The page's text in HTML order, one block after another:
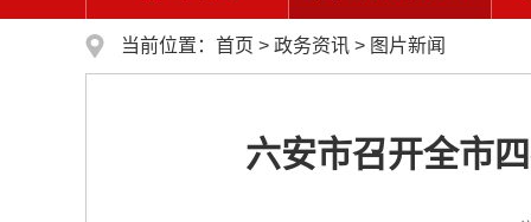
当前位置： 首页 > 政务资讯 > 图片新闻
六安市召开全市